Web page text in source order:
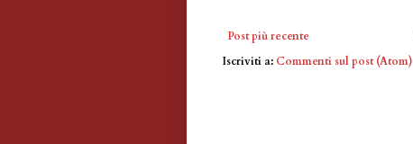
Post più recente
Iscriviti a: Commenti sul post (Atom)